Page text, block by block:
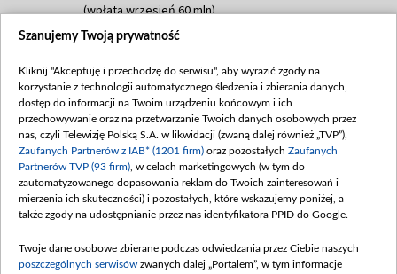
(wpłata wrzesień 60 mln)
Dofinansowanie 635 783 051,21 PLN
(wpłata wrzesień 100 mln, październik 350
mln, listopad 265 mln)
Dofinansowanie 48 862 000,00 PLN
Data podpisania umowy: GRUDZIEŃ 2025
(wpłata grudzień 60,548 mln)
Dofinansowanie 900 000 000,00 PLN
Data podpisania umowy: LUTY 2026 (wpłata
kwiecień 180 mln, 7 maja 180 mln, 8
czerwca 90 mln)
Szanujemy Twoją prywatność
Kliknij "Akceptuję i przechodzę do serwisu", aby wyrazić zgody na
korzystanie z technologii automatycznego śledzenia i zbierania danych,
dostęp do informacji na Twoim urządzeniu końcowym i ich
przechowywanie oraz na przetwarzanie Twoich danych osobowych przez
nas, czyli Telewizję Polską S.A. w likwidacji (zwaną dalej również „TVP”),
Zaufanych Partnerów z IAB* (1201 firm) oraz pozostałych Zaufanych
Partnerów TVP (93 firm) , w celach marketingowych (w tym do
zautomatyzowanego dopasowania reklam do Twoich zainteresowań i
mierzenia ich skuteczności) i pozostałych, które wskazujemy poniżej, a
także zgody na udostępnianie przez nas identyfikatora PPID do Google.
Twoje dane osobowe zbierane podczas odwiedzania przez Ciebie naszych
poszczególnych serwisów zwanych dalej „Portalem”, w tym informacje